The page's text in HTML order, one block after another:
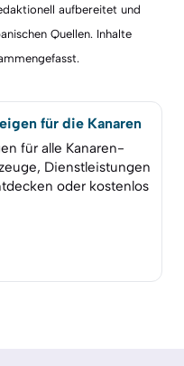
aufbereitet und
Quellen. Inhalte
für die Kanaren
für alle Kanaren-
Dienstleistungen
oder kostenlos